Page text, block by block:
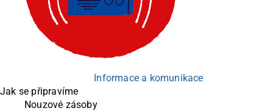
Informace a komunikace
Jak se připravíme
Nouzové zásoby